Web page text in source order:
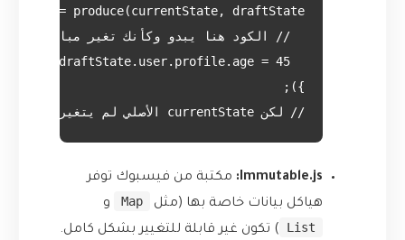
// لكن currentState الأصلي لم يتغير!
Immutable.js:
مكتبة من فيسبوك توفر
هياكل بيانات خاصة بها (مثل
Map
و
List
) تكون غير قابلة للتغيير بشكل كامل.